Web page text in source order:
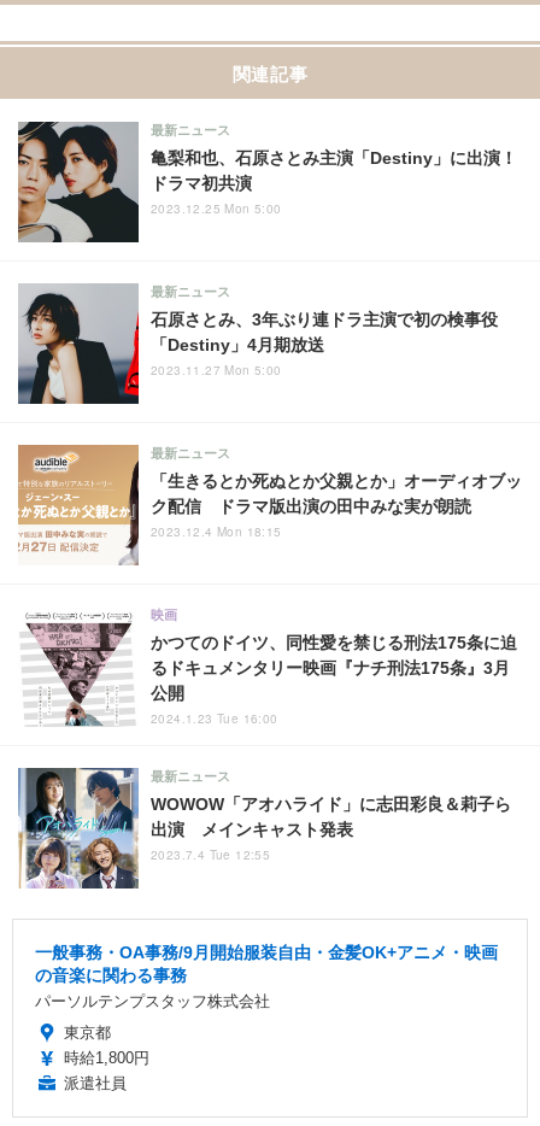
関連記事
亀梨和也、石原さとみ主演「Destiny」に出演！
ドラマ初共演
最新ニュース
2023.12.25 Mon 5:00
石原さとみ、3年ぶり連ドラ主演で初の検事役
「Destiny」4月期放送
最新ニュース
2023.11.27 Mon 5:00
「生きるとか死ぬとか父親とか」オーディオブッ
ク配信 ドラマ版出演の田中みな実が朗読
最新ニュース
2023.12.4 Mon 18:15
かつてのドイツ、同性愛を禁じる刑法175条に迫
るドキュメンタリー映画『ナチ刑法175条』3月
公開
映画
2024.1.23 Tue 16:00
WOWOW「アオハライド」に志田彩良＆莉子ら
出演 メインキャスト発表
最新ニュース
2023.7.4 Tue 12:55
一般事務・OA事務/9月開始服装自由・金髪OK+アニメ・映画
の音楽に関わる事務
パーソルテンプスタッフ株式会社
東京都
時給1,800円
派遣社員